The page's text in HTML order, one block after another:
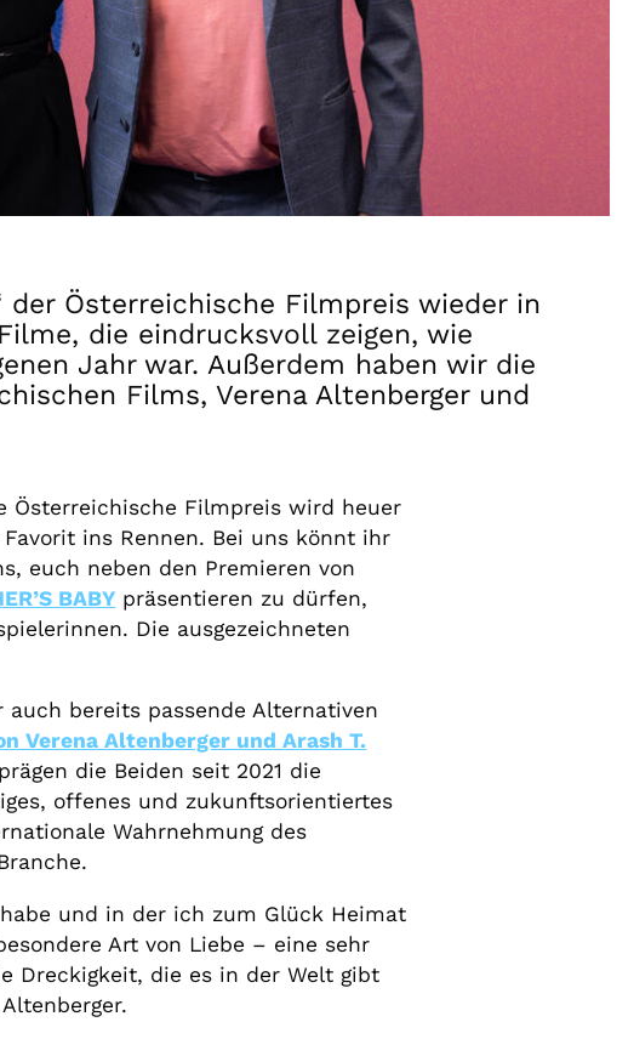
Österreichische Filmpreis wieder in
die eindrucksvoll zeigen, wie
Jahr war. Außerdem haben wir die
Films, Verena Altenberger und
Österreichische Filmpreis wird heuer
Favorit ins Rennen. Bei uns könnt ihr
euch neben den Premieren von
BABY präsentieren zu dürfen,
Die ausgezeichneten
bereits passende Alternativen
Verena Altenberger und Arash T.
die Beiden seit 2021 die
offenes und zukunftsorientiertes
Wahrnehmung des
und in der ich zum Glück Heimat
Art von Liebe – eine sehr
Dreckigkeit, die es in der Welt gibt